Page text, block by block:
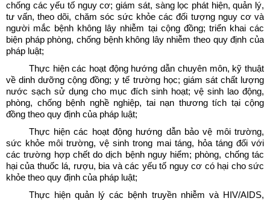
chống các yếu tố nguy cơ; giám sát, sàng lọc phát hiện, quản lý,
tư vấn, theo dõi, chăm sóc sức khỏe các đối tượng nguy cơ và
người mắc bệnh không lây nhiễm tại cộng đồng; triển khai các
biện pháp phòng, chống bệnh không lây nhiễm theo quy định của
pháp luật;
Thực hiện các hoạt động hướng dẫn chuyên môn, kỹ thuật
về dinh dưỡng cộng đồng; y tế trường học; giám sát chất lượng
nước sạch sử dụng cho mục đích sinh hoạt; vệ sinh lao động,
phòng, chống bệnh nghề nghiệp, tai nạn thương tích tại cộng
đồng theo quy định của pháp luật;
Thực hiện các hoạt động hướng dẫn bảo vệ môi trường,
sức khỏe môi trường, vệ sinh trong mai táng, hỏa táng đối với
các trường hợp chết do dịch bệnh nguy hiểm; phòng, chống tác
hại của thuốc lá, rượu, bia và các yếu tố nguy cơ có hại cho sức
khỏe theo quy định của pháp luật;
Thực hiện quản lý các bệnh truyền nhiễm và HIV/AIDS,